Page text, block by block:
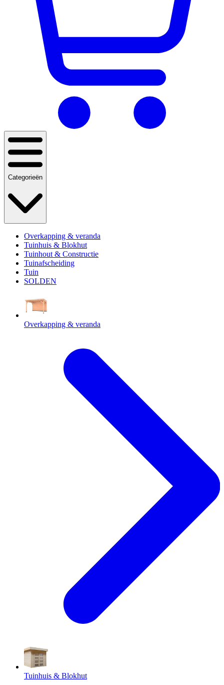
Categorieën
Overkapping & veranda
Tuinhuis & Blokhut
Tuinhout & Constructie
Tuinafscheiding
Tuin
SOLDEN
Overkapping & veranda
Tuinhuis & Blokhut